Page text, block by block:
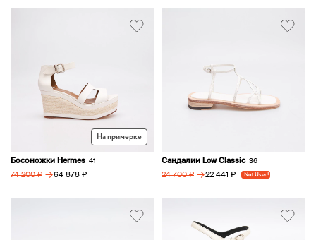
На примерке
Босоножки Hermes 41
74 200 ₽ → 64 878 ₽
Сандалии Low Classic 36
24 700 ₽ → 22 441 ₽ Not Used!